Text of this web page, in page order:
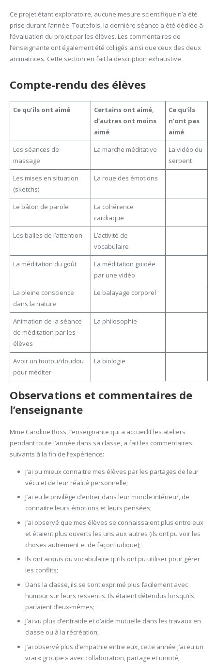
Ce projet étant exploratoire, aucune mesure scientifique n’a été
prise durant l’année. Toutefois, la dernière séance a été dédiée à
l’évaluation du projet par les élèves. Les commentaires de
l’enseignante ont également été colligés ainsi que ceux des deux
animatrices. Cette section en fait la description exhaustive.
Compte-rendu des élèves
Ce qu’ils ont aimé
Certains ont aimé,
d’autres ont moins
aimé
Ce qu’ils
n’ont pas
aimé
Les séances de
massage
La marche méditative
La vidéo du
serpent
Les mises en situation
(sketchs)
La roue des émotions
Le bâton de parole
La cohérence
cardiaque
Les balles de l’attention
L’activité de
vocabulaire
La méditation du goût
La méditation guidée
par une vidéo
La pleine conscience
dans la nature
Le balayage corporel
Animation de la séance
de méditation par les
élèves
La philosophie
Avoir un toutou/doudou
pour méditer
La biologie
Observations et commentaires de
l’enseignante
Mme Caroline Ross, l’enseignante qui a accueillit les ateliers
pendant toute l’année dans sa classe, a fait les commentaires
suivants à la fin de l’expérience:
J’ai pu mieux connaitre mes élèves par les partages de leur
vécu et de leur réalité personnelle;
J’ai eu le privilège d’entrer dans leur monde intérieur, de
connaitre leurs émotions et leurs pensées;
J’ai observé que mes élèves se connaissaient plus entre eux
et étaient plus ouverts les uns aux autres (ils ont pu voir les
choses autrement et de façon ludique);
Ils ont acquis du vocabulaire qu’ils ont pu utiliser pour gérer
les conflits;
Dans la classe, ils se sont exprimé plus facilement avec
humour sur leurs ressentis. Ils étaient détendus lorsqu’ils
parlaient d’eux-mêmes;
J’ai vu plus d’entraide et d’aide mutuelle dans les travaux en
classe ou à la récréation;
J’ai observé plus d’empathie entre eux, cette année j’ai eu un
vrai « groupe » avec collaboration, partage et unicité;